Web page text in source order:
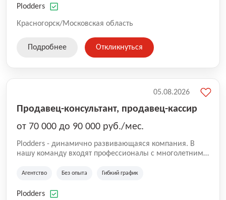
оказываемых услуг.
Plodders
Красногорск/Московская область
Подробнее Откликнуться
Продавец-консультант, продавец-кассир
от 70 000 до 90 000 руб./мес.
Plodders - динамично развивающаяся компания. В
нашу команду входят профессионалы с многолетним
на рынке аутсорсинга, а накопленный опыт позволяют
оказываемых услуг.
Агентство Без опыта Гибкий график
Plodders
05.08.2026